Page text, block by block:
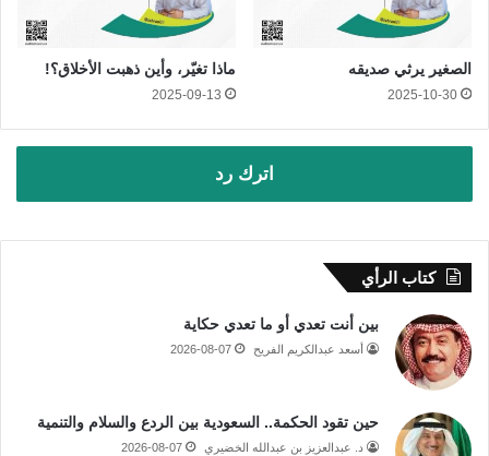
الصغير يرثي صديقه
2025-10-30
ماذا تغيّر، وأين ذهبت الأخلاق؟!
2025-09-13
اترك رد
كتاب الرأي
بين أنت تعدي أو ما تعدي حكاية
أسعد عبدالكريم الفريح 2026-08-07
حين تقود الحكمة.. السعودية بين الردع والسلام والتنمية
د. عبدالعزيز بن عبدالله الخضيري 2026-08-07